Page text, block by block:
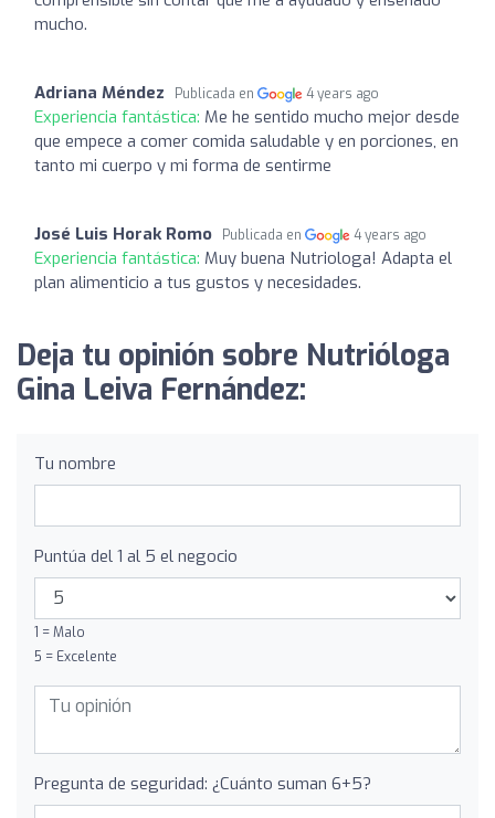
mucho.
Adriana Méndez Publicada en 4 years ago
Experiencia fantástica: Me he sentido mucho mejor desde
que empece a comer comida saludable y en porciones, en
tanto mi cuerpo y mi forma de sentirme
José Luis Horak Romo Publicada en 4 years ago
Experiencia fantástica: Muy buena Nutriologa! Adapta el
plan alimenticio a tus gustos y necesidades.
Deja tu opinión sobre Nutrióloga
Gina Leiva Fernández:
Tu nombre
Puntúa del 1 al 5 el negocio
1 = Malo
5 = Excelente
Pregunta de seguridad: ¿Cuánto suman 6+5?